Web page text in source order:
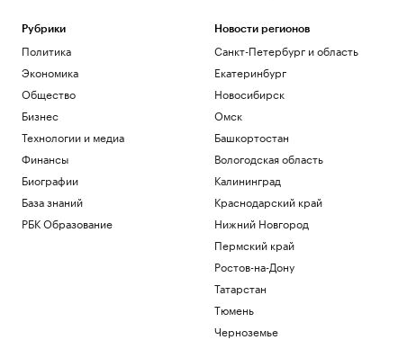
Рубрики
Политика
Экономика
Общество
Бизнес
Технологии и медиа
Финансы
Биографии
База знаний
РБК Образование
Новости регионов
Санкт-Петербург и область
Екатеринбург
Новосибирск
Омск
Башкортостан
Вологодская область
Калининград
Краснодарский край
Нижний Новгород
Пермский край
Ростов-на-Дону
Татарстан
Тюмень
Черноземье